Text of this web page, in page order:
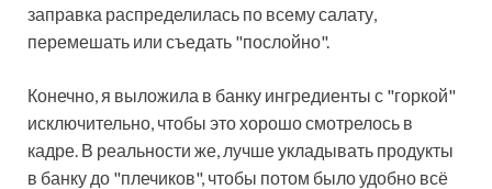
заправка распределилась по всему салату,
перемешать или съедать "послойно".
Конечно, я выложила в банку ингредиенты с "горкой"
исключительно, чтобы это хорошо смотрелось в
кадре. В реальности же, лучше укладывать продукты
в банку до "плечиков", чтобы потом было удобно всё